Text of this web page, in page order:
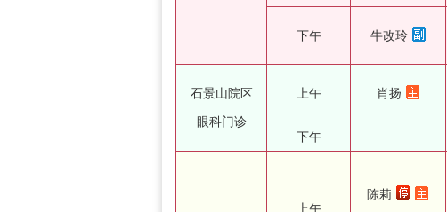
下午 牛改玲
石景山院区
眼科门诊
上午 肖扬
下午
上午
陈莉